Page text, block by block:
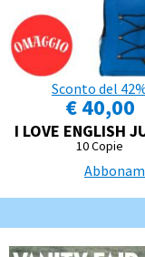
Sconto del
€ 40,00
I LOVE ENGLISH
10 Copie